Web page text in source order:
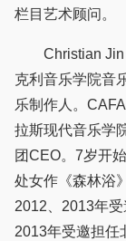
栏目艺术顾问。
Christian Jin
克利音乐学院音
乐制作人。
拉斯现代音乐学
团CEO。7岁开
处女作《森林浴
2012、2013年受
2013年受邀担任